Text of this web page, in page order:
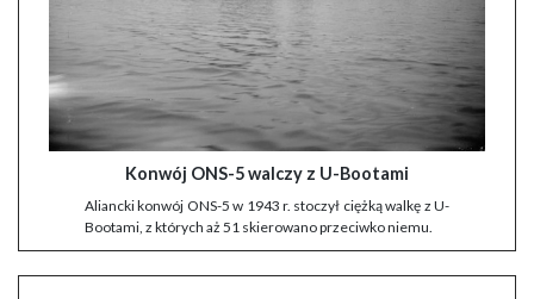
Konwój ONS-5 walczy z U-Bootami
Aliancki konwój ONS-5 w 1943 r. stoczył ciężką walkę z U-
Bootami, z których aż 51 skierowano przeciwko niemu.